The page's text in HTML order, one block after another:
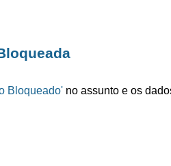
Bloqueado' no assunto e os